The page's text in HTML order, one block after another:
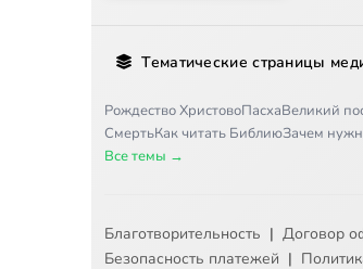
Тематические страницы
Рождество ХристовоПасхаВеликий
СмертьКак читать БиблиюЗачем
Все темы →
Благотворительность | Договор
Безопасность платежей |